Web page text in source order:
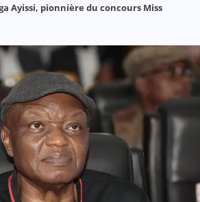
Ayissi, pionnière du concours Miss